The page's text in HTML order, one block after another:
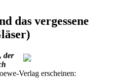
das vergessene
der
Verlag erscheinen: